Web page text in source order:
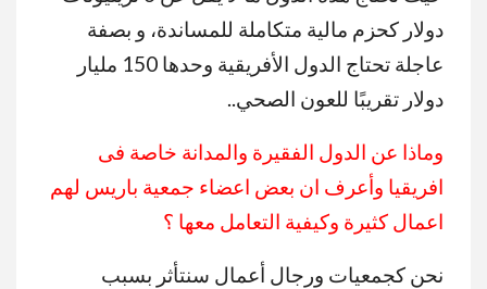
دولار كحزم مالية متكاملة للمساندة، و بصفة
عاجلة تحتاج الدول الأفريقية وحدها 150 مليار
دولار تقريبًا للعون الصحي..
وماذا عن الدول الفقيرة والمدانة خاصة فى
افريقيا وأعرف ان بعض اعضاء جمعية باريس لهم
اعمال كثيرة وكيفية التعامل معها ؟
نحن كجمعيات ورجال أعمال سنتأثر بسبب